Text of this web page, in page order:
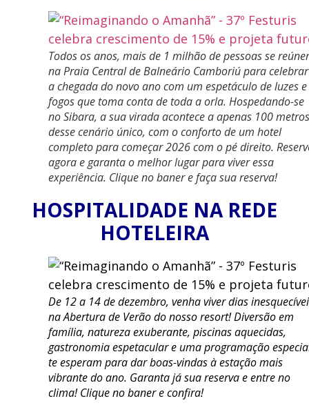
Todos os anos, mais de 1 milhão de pessoas se
na Praia Central de Balneário Camboriú para celebrar
a chegada do novo ano com um espetáculo de luzes e
fogos que toma conta de toda a orla. Hospedando-se
no Sibara, a sua virada acontece a apenas 100 metros
desse cenário único, com o conforto de um hotel
completo para começar 2026 com o pé direito.
agora e garanta o melhor lugar para viver essa
experiência. Clique no baner e faça sua reserva!
HOSPITALIDADE NA REDE
HOTELEIRA
De 12 a 14 de dezembro, venha viver dias
na Abertura de Verão do nosso resort! Diversão em
família, natureza exuberante, piscinas aquecidas,
gastronomia espetacular e uma programação
te esperam para dar boas-vindas à estação mais
vibrante do ano. Garanta já sua reserva e entre no
clima! Clique no baner e confira!